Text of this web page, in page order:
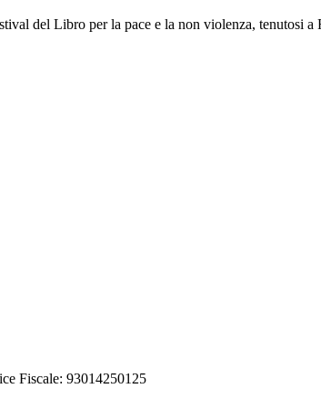
del Libro per la pace e la non violenza, tenutosi
Fiscale: 93014250125